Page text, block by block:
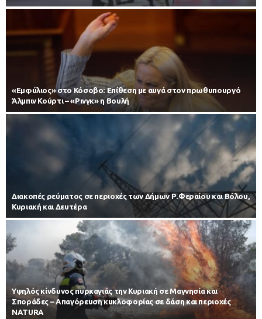
«Εμφύλιος» στο Κόσοβο: Επίθεση με αυγά στον πρωθυπουργό
Άλμπιν Κούρτι – «Ρινγκ» η Βουλή
Διακοπές ρεύματος σε περιοχές των Δήμων Ρ.Φεραίου και Βόλου,
Κυριακή και Δευτέρα
Υψηλός κίνδυνος πυρκαγιάς την Κυριακή σε Μαγνησία και
Σποράδες – Απαγόρευση κυκλοφορίας σε δάση και περιοχές
NATURA